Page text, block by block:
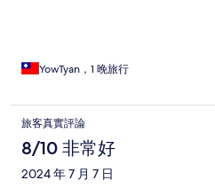
YowTyan，1 晚旅行
旅客真實評論
8/10 非常好
2024 年 7 月 7 日